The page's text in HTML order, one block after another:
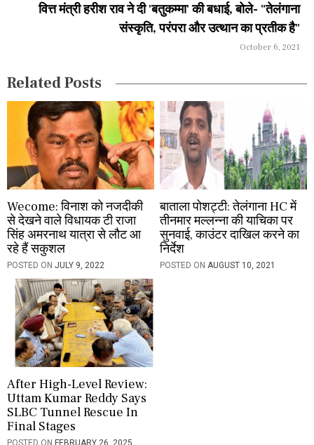
o
वित्त मंत्री हरीश राव ने दी 'बतुकम्मा' की बधाई, बोले- "तेलंगाना
संस्कृति, परंपरा और उत्थान का प्रतीक है"
October 6, 2021
Related Posts
Wecome: विनाश को नजदीकी
से देखने वाले विधायक टी राजा
सिंह अमरनाथ यात्रा से लौट आ
रहे हैं सकुशल
POSTED ON JULY 9, 2022
बाताला पोशट्टी: तेलंगाना HC में
तीनमार मल्लन्ना की याचिका पर
सुनवाई, काउंटर दाखिल करने का
निर्देश
POSTED ON AUGUST 10, 2021
After High-Level Review:
Uttam Kumar Reddy Says
SLBC Tunnel Rescue In
Final Stages
POSTED ON FEBRUARY 26, 2025